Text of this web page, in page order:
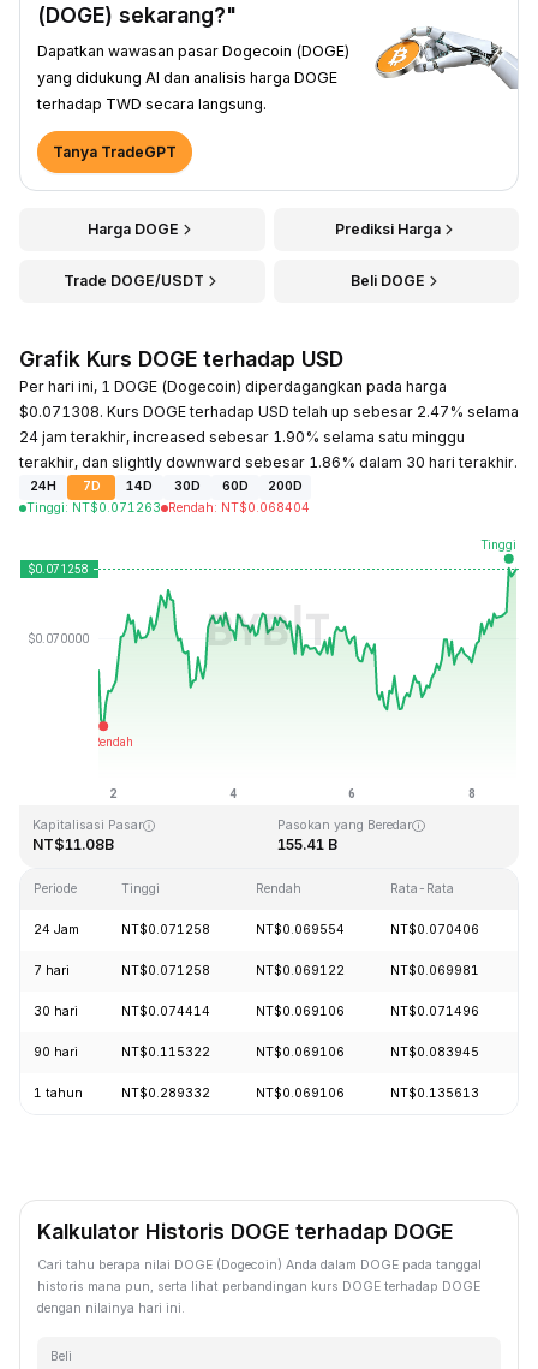
(DOGE) sekarang?"
Dapatkan wawasan pasar Dogecoin (DOGE)
yang didukung AI dan analisis harga DOGE
terhadap TWD secara langsung.
Tanya TradeGPT
Harga DOGE Prediksi Harga
Trade DOGE/USDT Beli DOGE
Grafik Kurs DOGE terhadap USD
Per hari ini, 1 DOGE (Dogecoin) diperdagangkan pada harga
$0.071308. Kurs DOGE terhadap USD telah up sebesar 2.47% selama
24 jam terakhir, increased sebesar 1.90% selama satu minggu
terakhir, dan slightly downward sebesar 1.86% dalam 30 hari terakhir.
24H 7D 14D 30D 60D
200D
Tinggi: NT$0.071263 Rendah: NT$0.068404
Terakhir Diperbarui: 2026-08-08, 17:52 GMT+0
NT$0.731578 NT$0.000087
Kapitalisasi Pasar
NT$11.08B
Pasokan yang Beredar
155.41 B
Periode Tinggi Rendah Rata-Rata
24 Jam NT$0.071258 NT$0.069554 NT$0.070406
7 hari NT$0.071258 NT$0.069122 NT$0.069981
30 hari NT$0.074414 NT$0.069106 NT$0.071496
90 hari NT$0.115322 NT$0.069106 NT$0.083945
1 tahun NT$0.289332 NT$0.069106 NT$0.135613
Kalkulator Historis DOGE terhadap DOGE
Cari tahu berapa nilai DOGE (Dogecoin) Anda dalam DOGE pada tanggal
historis mana pun, serta lihat perbandingan kurs DOGE terhadap DOGE
dengan nilainya hari ini.
Beli